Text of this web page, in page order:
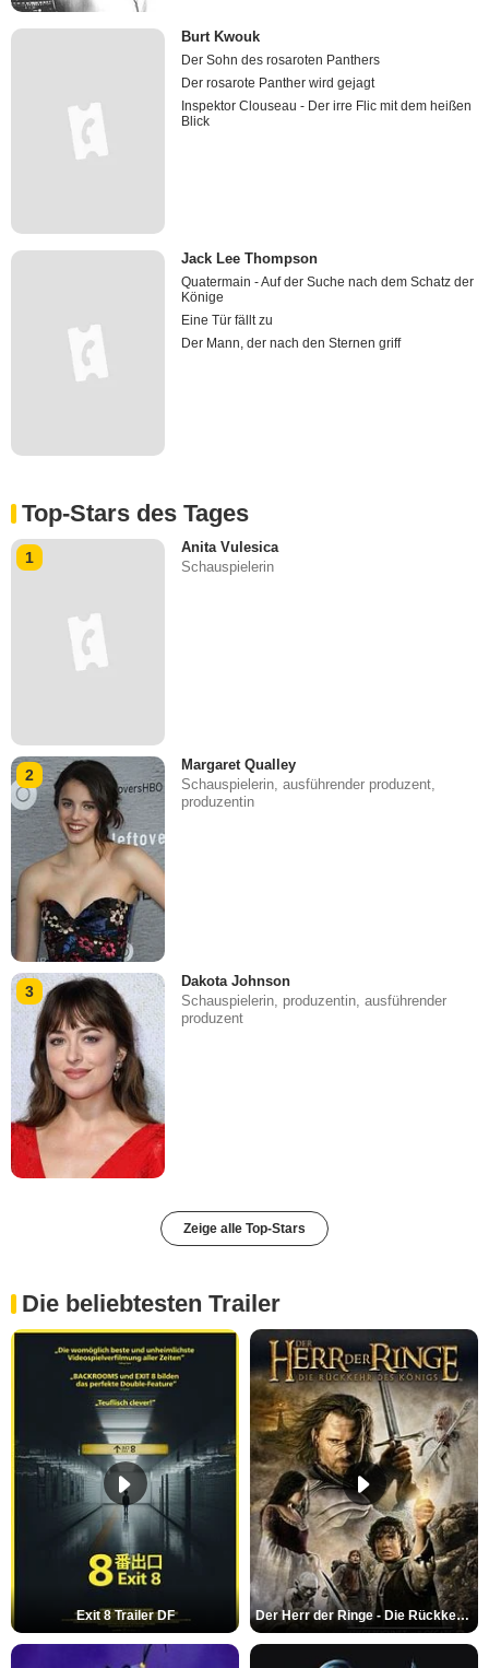
Burt Kwouk
Der Sohn des rosaroten Panthers
Der rosarote Panther wird gejagt
Inspektor Clouseau - Der irre Flic mit dem heißen
Blick
Jack Lee Thompson
Quatermain - Auf der Suche nach dem Schatz der
Könige
Eine Tür fällt zu
Der Mann, der nach den Sternen griff
Top-Stars des Tages
1
Anita Vulesica
Schauspielerin
2
Margaret Qualley
Schauspielerin, ausführender produzent,
produzentin
3
Dakota Johnson
Schauspielerin, produzentin, ausführender
produzent
Zeige alle Top-Stars
Die beliebtesten Trailer
Exit 8 Trailer DF Der Herr der Ringe - Die Rückkehr des Königs Trailer OV